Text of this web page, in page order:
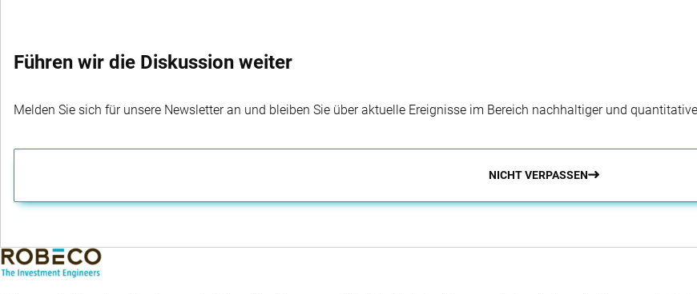
Führen wir die Diskussion weiter
Melden Sie sich für unsere Newsletter an und bleiben Sie über aktuelle Ereignisse im Bereich nachhaltiger und
NICHT VERPASSEN